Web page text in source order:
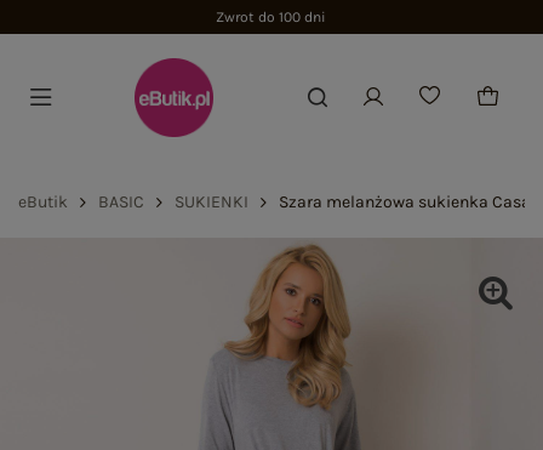
Zwrot do 100 dni
eButik BASIC SUKIENKI Szara melanżowa sukienka